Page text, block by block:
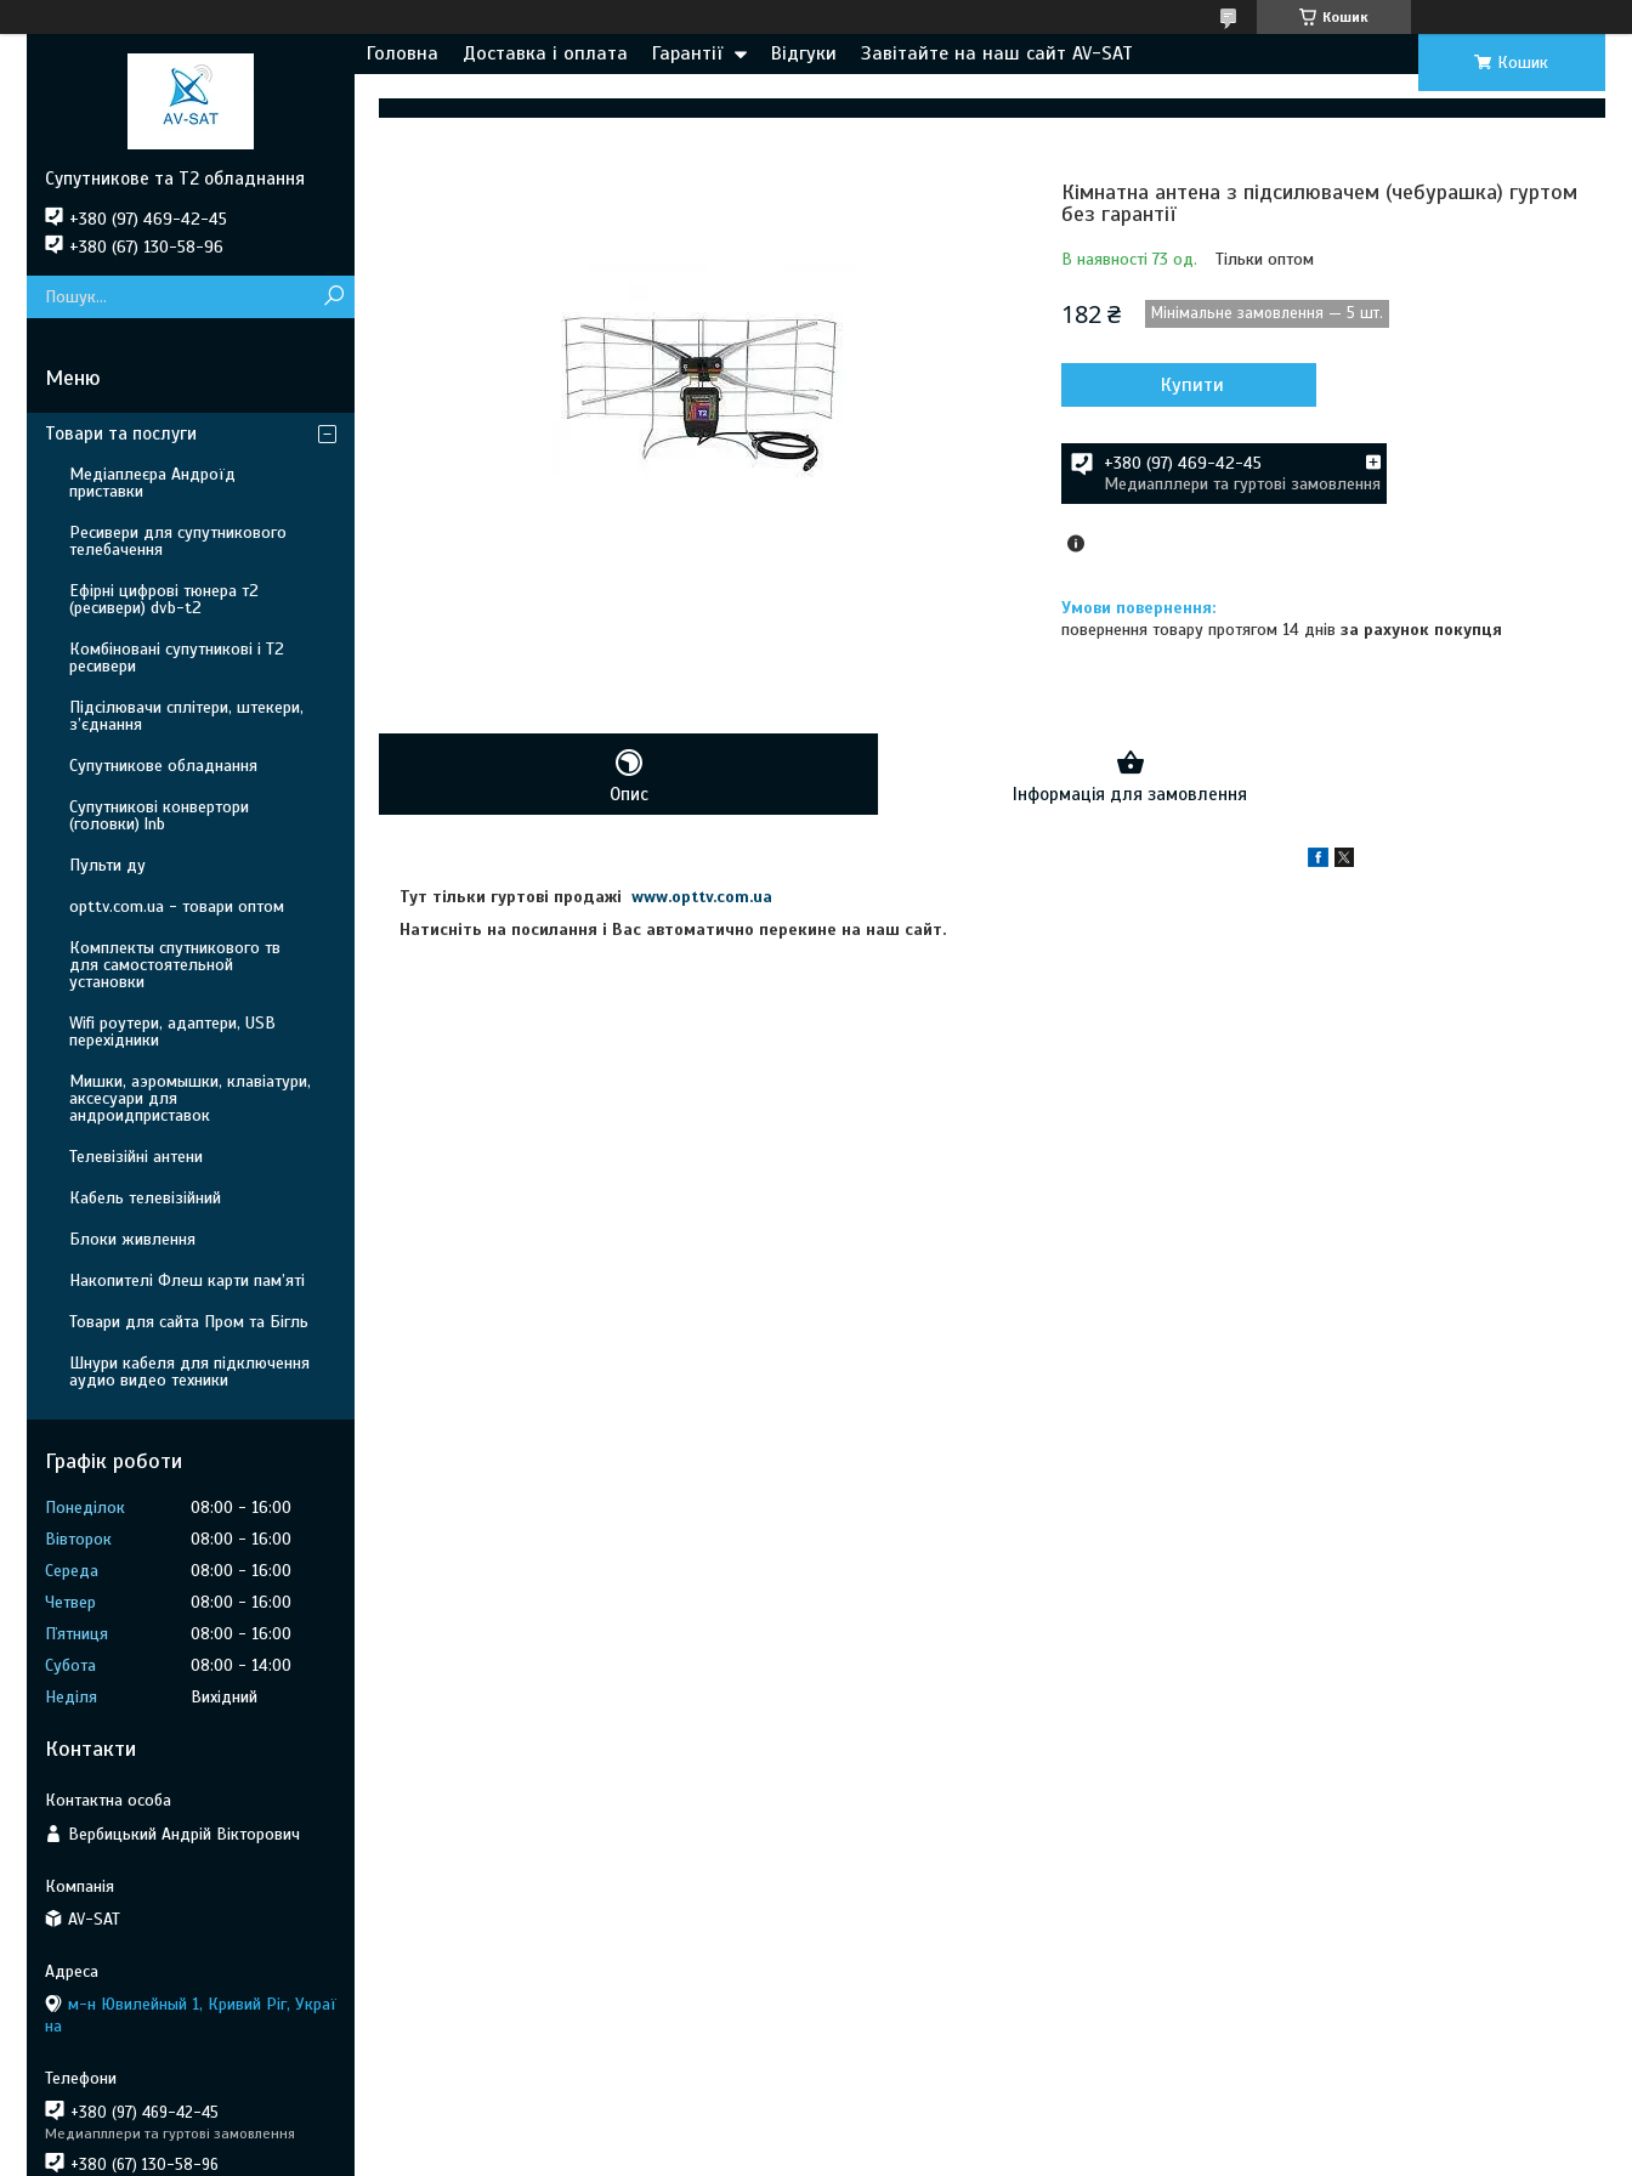
Кошик
Головна Доставка і оплата Гарантії Відгуки Завітайте на наш сайт AV-SAT Кошик
Кімнатна антена з підсилювачем (чебурашка) гуртом
без гарантії
В наявності 73 од. Тільки оптом
182 ₴ Мінімальне замовлення — 5 шт.
Купити
+380 (97) 469-42-45
Медиапллери та гуртові замовлення
повернення товару протягом 14 днівза рахунок покупця
Опис Інформація для замовлення
Тут тільки гуртові продажі www.opttv.com.ua
Натисніть на посилання і Вас автоматично перекине на наш сайт.
Супутникове та Т2 обладнання
+380 (97) 469-42-45
+380 (67) 130-58-96
Товари та послуги
Медіаплеєра Андроїд
приставки
Ресивери для супутникового
телебачення
Ефірні цифрові тюнера т2
(ресивери) dvb-t2
Комбіновані супутникові і Т2
ресивери
Підсілювачи сплітери, штекери,
з’єднання
Супутникове обладнання
Супутникові конвертори
(головки) lnb
Пульти ду
opttv.com.ua - товари оптом
Комплекты спутникового тв
для самостоятельной
установки
Wifi роутери, адаптери, USB
перехідники
Мишки, аэромышки, клавіатури,
аксесуари для
андроидприставок
Телевізійні антени
Кабель телевізійний
Блоки живлення
Накопителі Флеш карти пам’яті
Товари для сайта Пром та Бігль
Шнури кабеля для підключення
аудио видео техники
Графік роботи
Понеділок 08:00
16:00
Вівторок
08:00
16:00
Середа
08:00
16:00
Четвер
08:00
16:00
Пʼятниця
08:00
16:00
Субота
08:00
14:00
Неділя
Вихідний
Контакти
Вербицький Андрій Вікторович
AV-SAT
м-н Ювилейный 1, Кривий Ріг, Украї
на
+380 (97) 469-42-45
Медиапллери та гуртові замовлення
+380 (67) 130-58-96